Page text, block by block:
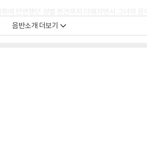
에 만연했던 성별 편견까지 더해지면서 그녀의
지 창작의 끈을 놓지 않았다.
며, 이 음반에는 그 시기를 대표하는 주요 작품
음반소개 더보기